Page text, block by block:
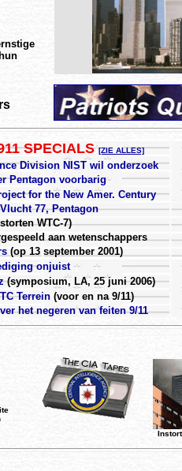
SPECIALS[ZIE ALLES]
Division NIST wil onderzoek
Pentagon voorbarig
for the New Amer. Century
77, Pentagon
WTC-7)
aan wetenschappers
(op 13 september 2001)
onjuist
(symposium, LA, 25 juni 2006)
Terrein(voor en na 9/11)
het negeren van feiten 9/11